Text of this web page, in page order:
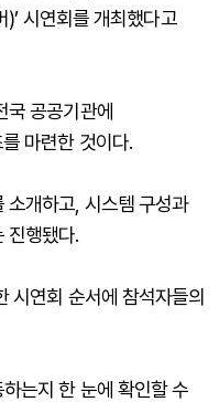
시연회를 개최했다고
국 공공기관에
마련한 것이다.
소개하고, 시스템 구성과
진행됐다.
시연회 순서에 참석자들의
는지 한 눈에 확인할 수